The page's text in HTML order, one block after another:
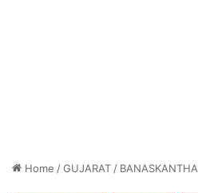
Home /GUJARAT / BANASKANTHA